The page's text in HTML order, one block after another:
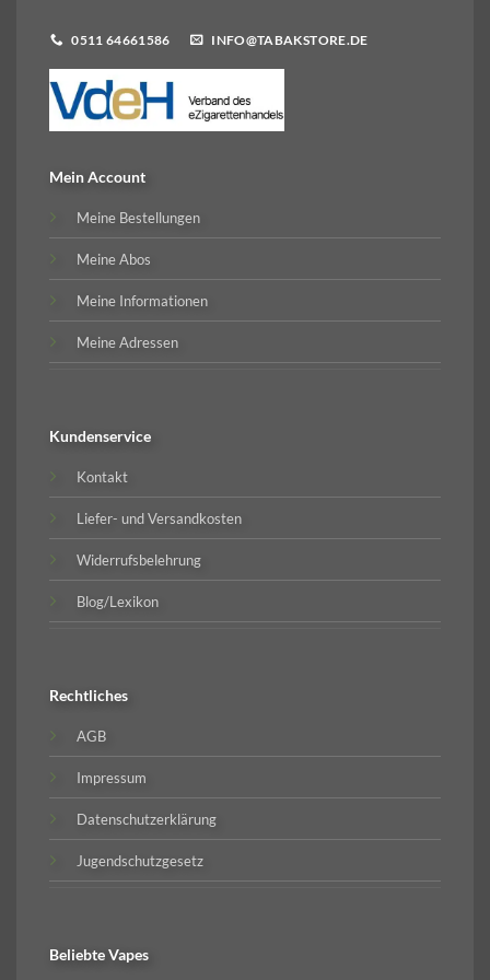
0511 64661586 INFO@TABAKSTORE.DE
Mein Account
Meine Bestellungen
Meine Abos
Meine Informationen
Meine Adressen
Kundenservice
Kontakt
Liefer- und Versandkosten
Widerrufsbelehrung
Blog/Lexikon
Rechtliches
AGB
Impressum
Datenschutzerklärung
Jugendschutzgesetz
BeliebteVapes